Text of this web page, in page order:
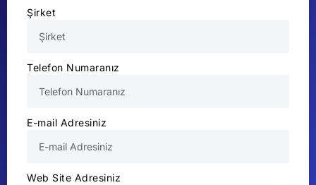
Şirket
Telefon Numaranız
E-mail Adresiniz
Web Site Adresiniz